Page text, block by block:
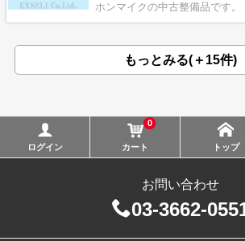
ホンマイクの中古整備品です。
もっとみる(＋15件)
ログイン
0
カート トップ
お問い合わせ
03-3662-